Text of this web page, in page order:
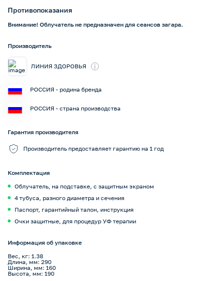
Противопоказания
Внимание! Облучатель не предназначен для сеансов загара.
Производитель
ЛИНИЯ ЗДОРОВЬЯ i
РОССИЯ - родина бренда
РОССИЯ - страна производства
Гарантия производителя
Производитель предоставляет гарантию на 1 год
Комплектация
Облучатель, на подставке, с защитным экраном
4 тубуса, разного диаметра и сечения
Паспорт, гарантийный талон, инструкция
Очки защитные, для процедур УФ терапии
Информация об упаковке
Вес, кг: 1.38
Длина, мм: 290
Ширина, мм: 160
Высота, мм: 190